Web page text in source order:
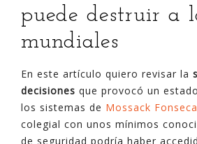
puede destruir a
mundiales
En este artículo quiero revisar la
decisiones que provocó un
los sistemas de Mossack Fonseca
colegial con unos mínimos
de seguridad podría haber